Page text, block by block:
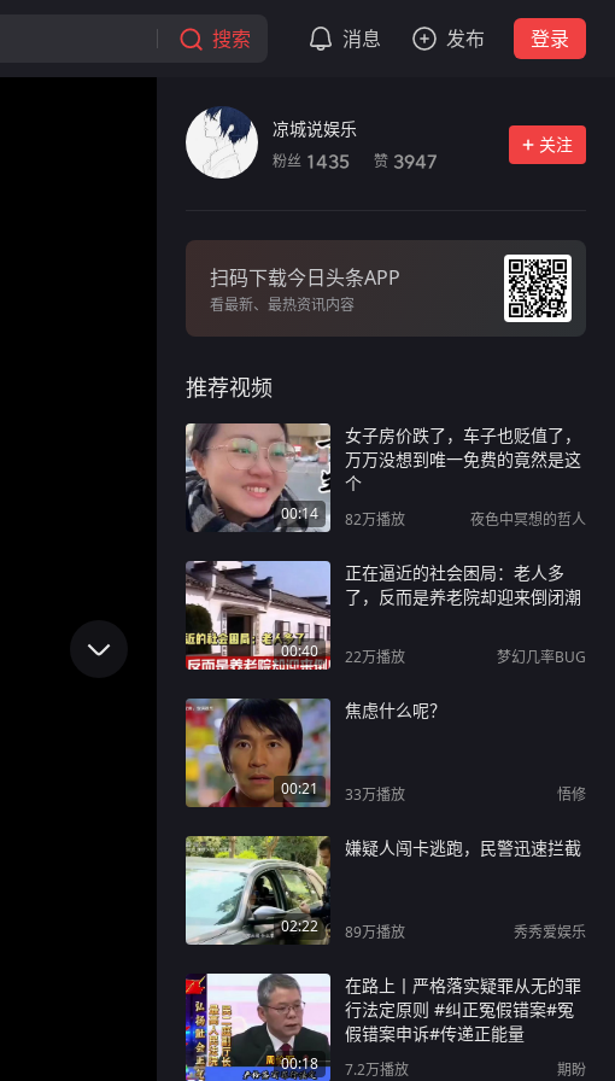
搜索 消息 发布 登录
凉城说娱乐
粉丝 1435 赞 3947
关注
扫码下载今日头条APP
看最新、最热资讯内容
推荐视频
00:14
女子房价跌了，车子也贬值了，
万万没想到唯一免费的竟然是这
个
82万播放 夜色中冥想的哲人
00:40
正在逼近的社会困局：老人多
了，反而是养老院却迎来倒闭潮
22万播放 梦幻几率BUG
00:21
焦虑什么呢？
33万播放 悟修
02:22
嫌疑人闯卡逃跑，民警迅速拦截
89万播放 秀秀爱娱乐
00:18
在路上丨严格落实疑罪从无的罪
行法定原则 #纠正冤假错案#冤
假错案申诉#传递正能量
7.2万播放 期盼